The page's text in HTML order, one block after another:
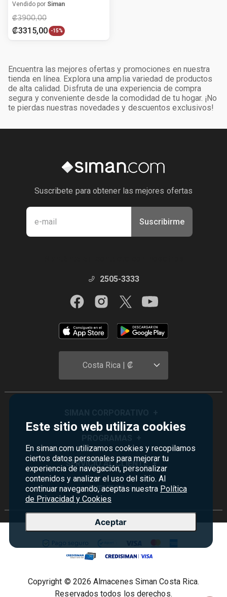
Este sitio web utiliza cookies
En siman.com utilizamos cookies y recopilamos
ciertos datos personales para mejorar tu
experiencia de navegación, personalizar
contenidos y analizar el uso del sitio. Al
continuar navegando, aceptas nuestra Política
de Privacidad y Cookies
Aceptar
Vendido por Siman
₡3900,00
₡3315,00 -15%
Encuentra las mejores ofertas y promociones en nuestra
tienda en línea. Explora una amplia variedad de productos
de alta calidad. Disfruta de una experiencia de compra
segura y conveniente desde la comodidad de tu hogar. ¡No
te pierdas nuestras novedades y descuentos exclusivos!
Suscribete para obtener las mejores ofertas
Suscribirme
2505-3333
Costa Rica | ₡
Visión y Misión
Historia
Sucursales
Servicios
Empleos Siman
Monedero
Certificados de Regalo
Siman PRO
Credisiman
SERVICIO AL CLIENTE +
Preguntas Frecuentes
Política de devoluciones y garantías
Contáctenos
Política de Privacidad
Términos y condiciones
EVENTOS +
Rebajas
Madres
Copyright © 2026 Almacenes Siman Costa Rica.
Reservados todos los derechos.